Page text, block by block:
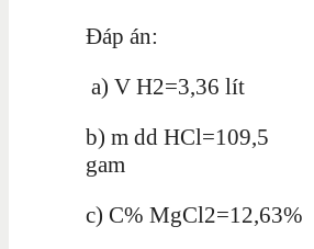
Đáp án:
a) V H2=3,36 lít
b) m dd HCl=109,5
gam
c) C% MgCl2=12,63%